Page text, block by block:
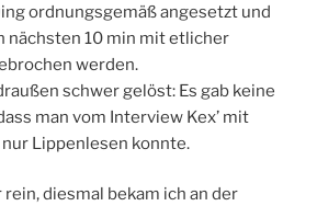
ordnungsgemäß angesetzt und
nächsten 10 min mit etlicher
werden.
schwer gelöst: Es gab keine
man vom Interview Kex’ mit
Lippenlesen konnte.
diesmal bekam ich an der